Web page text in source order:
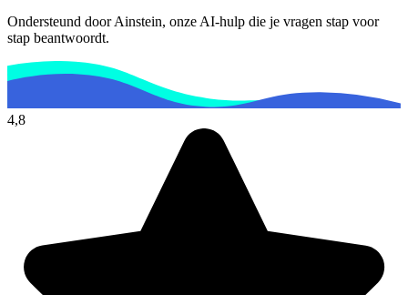
Ondersteund door Ainstein, onze AI-hulp die je vragen stap voor
stap beantwoordt.
4,8